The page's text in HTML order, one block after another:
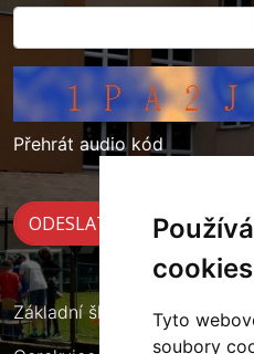
cookies
Tyto
soubory
Přehrát audio kód
Základní škola Cerekvice